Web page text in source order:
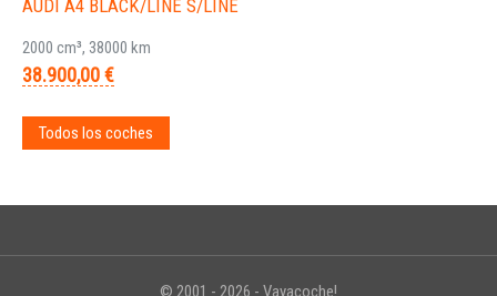
AUDI A4 BLACK/LINE S/LINE
2000 cm³, 38000 km
38.900,00 €
Todos los coches
© 2001 - 2026 - Vayacoche!